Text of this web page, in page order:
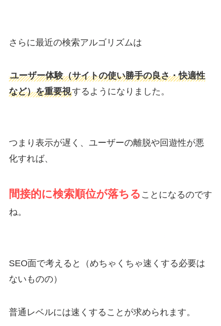
さらに最近の検索アルゴリズムは
ユーザー体験（サイトの使い勝手の良さ・快適性
など）を重要視するようになりました。
つまり表示が遅く、ユーザーの離脱や回遊性が悪
化すれば、
間接的に検索順位が落ちる ことになるのです
ね。
SEO面で考えると（めちゃくちゃ速くする必要は
ないものの）
普通レベルには速くすることが求められます。